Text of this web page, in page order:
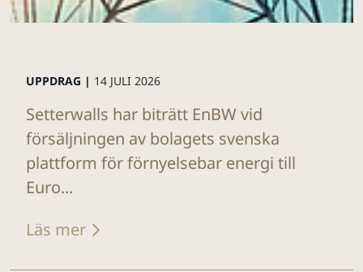
UPPDRAG | 14 JULI 2026
Setterwalls har biträtt EnBW vid
försäljningen av bolagets svenska
plattform för förnyelsebar energi till
Euro...
Läs mer